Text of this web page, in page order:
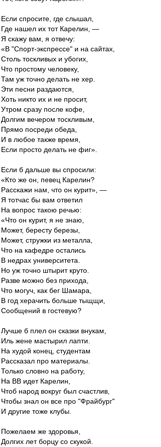
Если спросите, где слышал,
Где нашел их тот Карелин, —
Я скажу вам, я отвечу:
«В "Спорт-экспрессе" и на сайтах,
Столь тоскливых и убогих,
Что простому человеку,
Там уж точно делать не хер.
Эти песни раздаются,
Хоть никто их и не просит,
Утром сразу после кофе,
Долгим вечером тоскливым,
Прямо посреди обеда,
И в любое также время,
Если просто делать не фиг».
Если б дальше вы спросили:
«Кто же он, певец Карелин?
Расскажи нам, что он курит», —
Я тотчас бы вам ответил
На вопрос такою речью:
«Что он курит, я не знаю,
Может, бересту березы,
Может, стружки из металла,
Что на кафедре остались
В недрах университета.
Но уж точно штырит круто.
Разве можно без прихода,
Что могуч, как бег Шамара,
В год херачить больше тыщщи,
Сообщений в гостевую?
Лучше б плел он сказки внукам,
Иль жене мастырил лапти.
На худой конец, студентам
Рассказал про материалы.
Только словно на работу,
На ВВ идет Карелин,
Чтоб народ вокруг был счастлив,
Чтобы знал он все про "Фрайбург"
И другие тоже клубы.
Пожелаем же здоровья,
Долгих лет борцу со скукой.